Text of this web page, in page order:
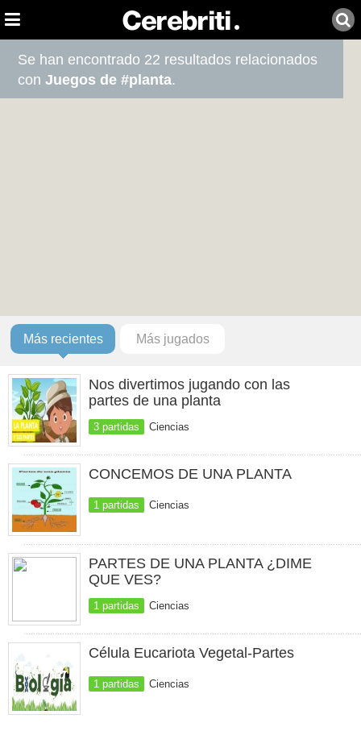
Se han encontrado 22 resultados relacionados
conJuegos de #planta.
Más recientes Más jugados
Nos divertimos jugando con las
partes de una planta
3 partidas Ciencias
CONCEMOS DE UNA PLANTA
1 partidas Ciencias
PARTES DE UNA PLANTA ¿DIME
QUE VES?
1 partidas Ciencias
Célula Eucariota Vegetal-Partes
1 partidas Ciencias